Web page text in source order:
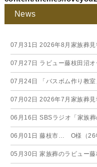
News
07月31日 2026年8月家族葬見
07月27日 ラビュー藤枝田沼オ
07月24日 「バスボム作り教
07月02日 2026年7月家族葬見
06月16日 SBSラジオ「家族葬のラビュー エン
06月01日 藤枝市… O様（26
05月30日 家族葬のラビュー